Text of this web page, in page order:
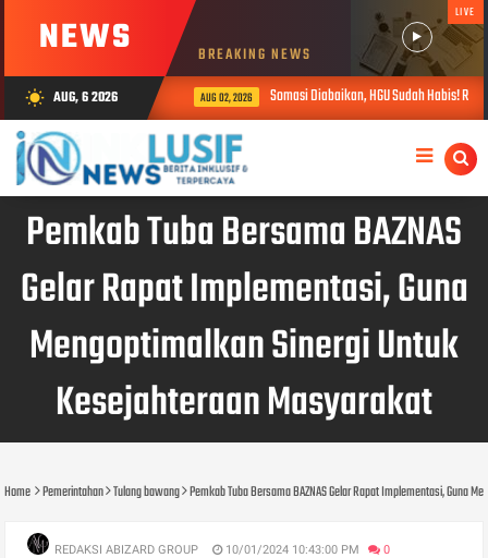
NEWS BREAKING NEWS
LIVE
wb_sunny AUG, 6 2026 AUG 02, 2026 Somasi Diabaikan, HGU Sudah Habis!
Pemkab Tuba Bersama BAZNAS
Gelar Rapat Implementasi, Guna
Mengoptimalkan Sinergi Untuk
Kesejahteraan Masyarakat
Home Pemerintahan Tulang bawang Pemkab Tuba Bersama BAZNAS Gelar Rapat Implementasi, Guna
REDAKSI ABIZARD GROUP 10/01/2024 10:43:00 PM 0